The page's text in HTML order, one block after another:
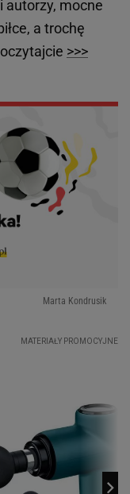
autorzy, mocne
a trochę
>>>
Marta Kondrusik